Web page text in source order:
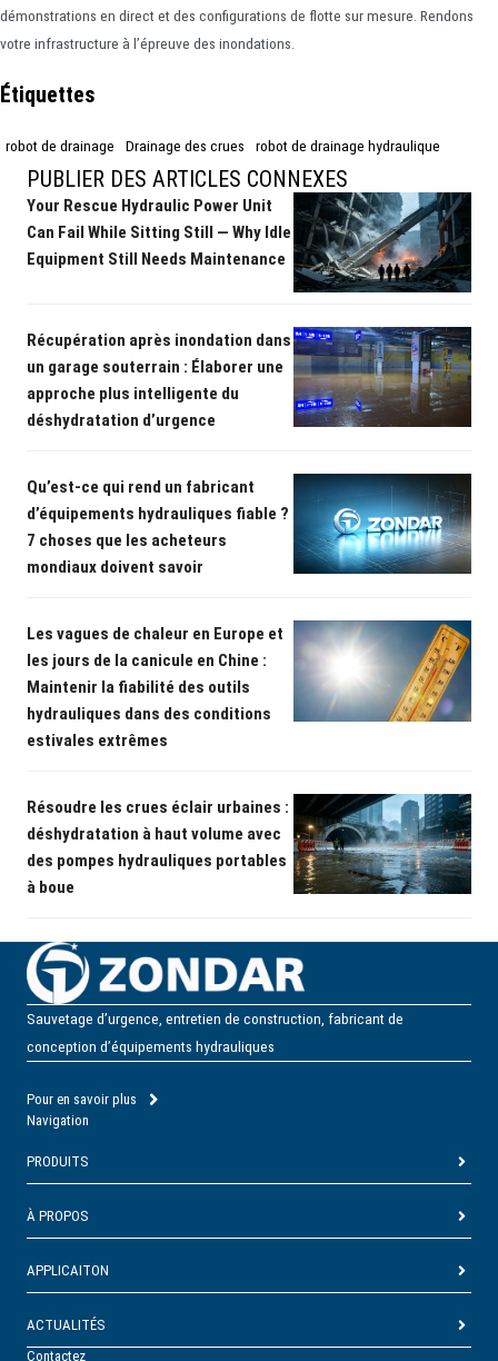
démonstrations en direct et des configurations de flotte sur mesure. Rendons
votre infrastructure à l’épreuve des inondations.
Étiquettes
robot de drainage Drainage des crues robot de drainage hydraulique
PUBLIER DES ARTICLES CONNEXES
Your Rescue Hydraulic Power Unit
Can Fail While Sitting Still — Why Idle
Equipment Still Needs Maintenance
Récupération après inondation dans
un garage souterrain : Élaborer une
approche plus intelligente du
déshydratation d’urgence
Qu’est-ce qui rend un fabricant
d’équipements hydrauliques fiable ?
7 choses que les acheteurs
mondiaux doivent savoir
Les vagues de chaleur en Europe et
les jours de la canicule en Chine :
Maintenir la fiabilité des outils
hydrauliques dans des conditions
estivales extrêmes
Résoudre les crues éclair urbaines :
déshydratation à haut volume avec
des pompes hydrauliques portables
à boue
Sauvetage d’urgence, entretien de construction, fabricant de
conception d’équipements hydrauliques
Pour en savoir plus
Navigation
PRODUITS
À PROPOS
APPLICAITON
ACTUALITÉS
Contactez